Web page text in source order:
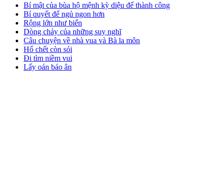
Bí mật của bùa hộ mệnh kỳ diệu để thành công
Bí quyết để ngủ ngon hơn
Rộng lớn như biển
Dòng chảy của những suy nghĩ
Câu chuyện về nhà vua và Bà la môn
Hổ chết còn sói
Đi tìm niềm vui
Lấy oán báo ân